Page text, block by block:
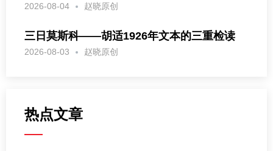
2026-08-04 赵晓原创
三日莫斯科——胡适1926年文本的三重检读
2026-08-03 赵晓原创
热点文章